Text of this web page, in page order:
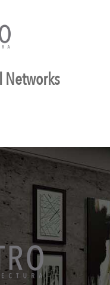
Networks